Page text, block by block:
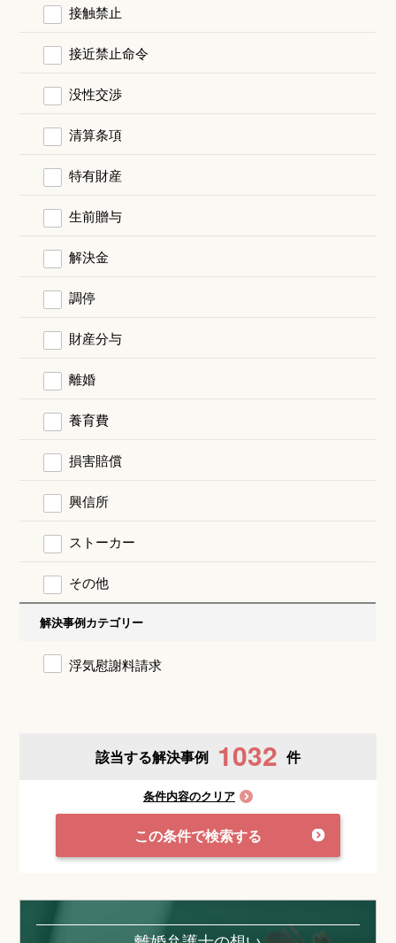
接触禁止
接近禁止命令
没性交渉
清算条項
特有財産
生前贈与
解決金
調停
財産分与
離婚
養育費
損害賠償
興信所
ストーカー
その他
解決事例カテゴリー
浮気慰謝料請求
該当する解決事例 1032 件
条件内容のクリア
この条件で検索する